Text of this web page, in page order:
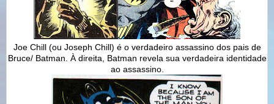
Joe Chill (ou Joseph Chill) é o verdadeiro assassino dos pais de
Bruce/ Batman. À direita, Batman revela sua verdadeira identidade
ao assassino.